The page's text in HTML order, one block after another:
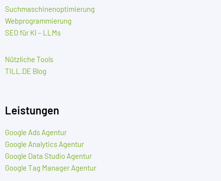
Suchmaschinenoptimierung
Webprogrammierung
SEO für KI – LLMs
Nützliche Tools
TILL.DE Blog
Leistungen
Google Ads Agentur
Google Analytics Agentur
Google Data Studio Agentur
Google Tag Manager Agentur